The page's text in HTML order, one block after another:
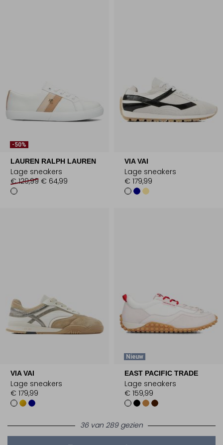
-50%
LAUREN RALPH LAUREN
Lage sneakers
€ 129,99 € 64,99
VIA VAI
Lage sneakers
€ 179,99
VIA VAI
Lage sneakers
€ 179,99
Nieuw
EAST PACIFIC TRADE
Lage sneakers
€ 159,99
36 van 289 gezien